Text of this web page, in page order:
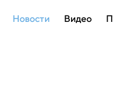
Новости Видео